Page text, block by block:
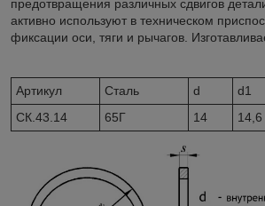
предотвращения различных сдвигов
активно используют в техническом
фиксации оси, тяги и рычагов.
Артикул Сталь d d1
CК.43.14
65Г 14 14,6